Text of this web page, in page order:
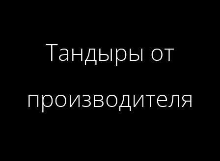
Тандыры от
производителя